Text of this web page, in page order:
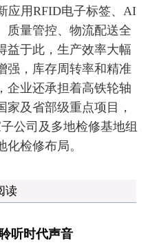
应用RFID电子标签、AI
质量管控、物流配送全
益于此，生产效率大幅
强，库存周转率和精准
企业还承担着高铁轮轴
及省部级重点项目，
公司及多地检修基地组
检修布局。
读
听时代声音